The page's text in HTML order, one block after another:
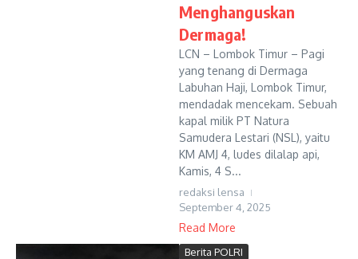
Menghanguskan
Dermaga!
LCN – Lombok Timur – Pagi
yang tenang di Dermaga
Labuhan Haji, Lombok Timur,
mendadak mencekam. Sebuah
kapal milik PT Natura
Samudera Lestari (NSL), yaitu
KM AMJ 4, ludes dilalap api,
Kamis, 4 S...
redaksi lensa
September 4, 2025
Read More
Berita POLRI